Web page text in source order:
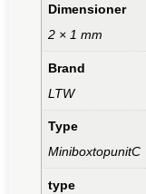
Dimensioner
2 × 1 mm
Brand
LTW
Type
MiniboxtopunitC
type